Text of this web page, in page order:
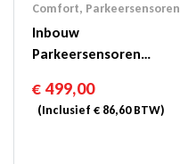
Comfort, Parkeersensoren
Inbouw
Parkeersensoren
7106F
€ 499,00
(Inclusief € 86,60BTW)